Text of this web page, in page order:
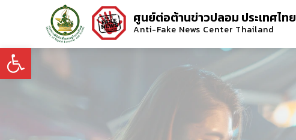
Open toolbar
ศูนย์ต่อต้านข่าวปลอม ประเทศไทย
Anti-Fake News Center Thailand